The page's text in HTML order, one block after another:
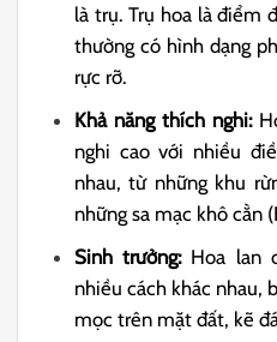
là trụ. Trụ hoa là điểm
thường có hình dạng
rực rỡ.
Khả năng thích nghi:
nghi cao với nhiều
nhau, từ những khu
những sa mạc khô cằn
Sinh trưởng:Hoa lan
nhiều cách khác nhau,
mọc trên mặt đất, kẽ